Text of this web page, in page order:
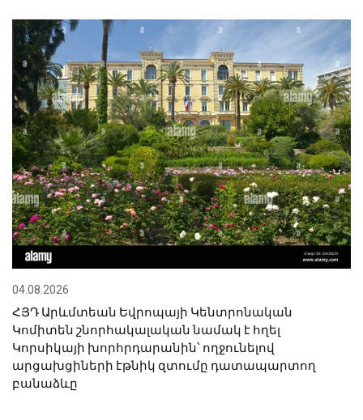
04.08.2026
ՀՅԴ Արևմտեան Եվրոպայի Կենտրոնական
Կոմիտեն շնորհակալական նամակ է հղել
Կորսիկայի խորհրդարանին՝ ողջունելով
արցախցիների էթնիկ զտումը դատապարտող
բանաձևը